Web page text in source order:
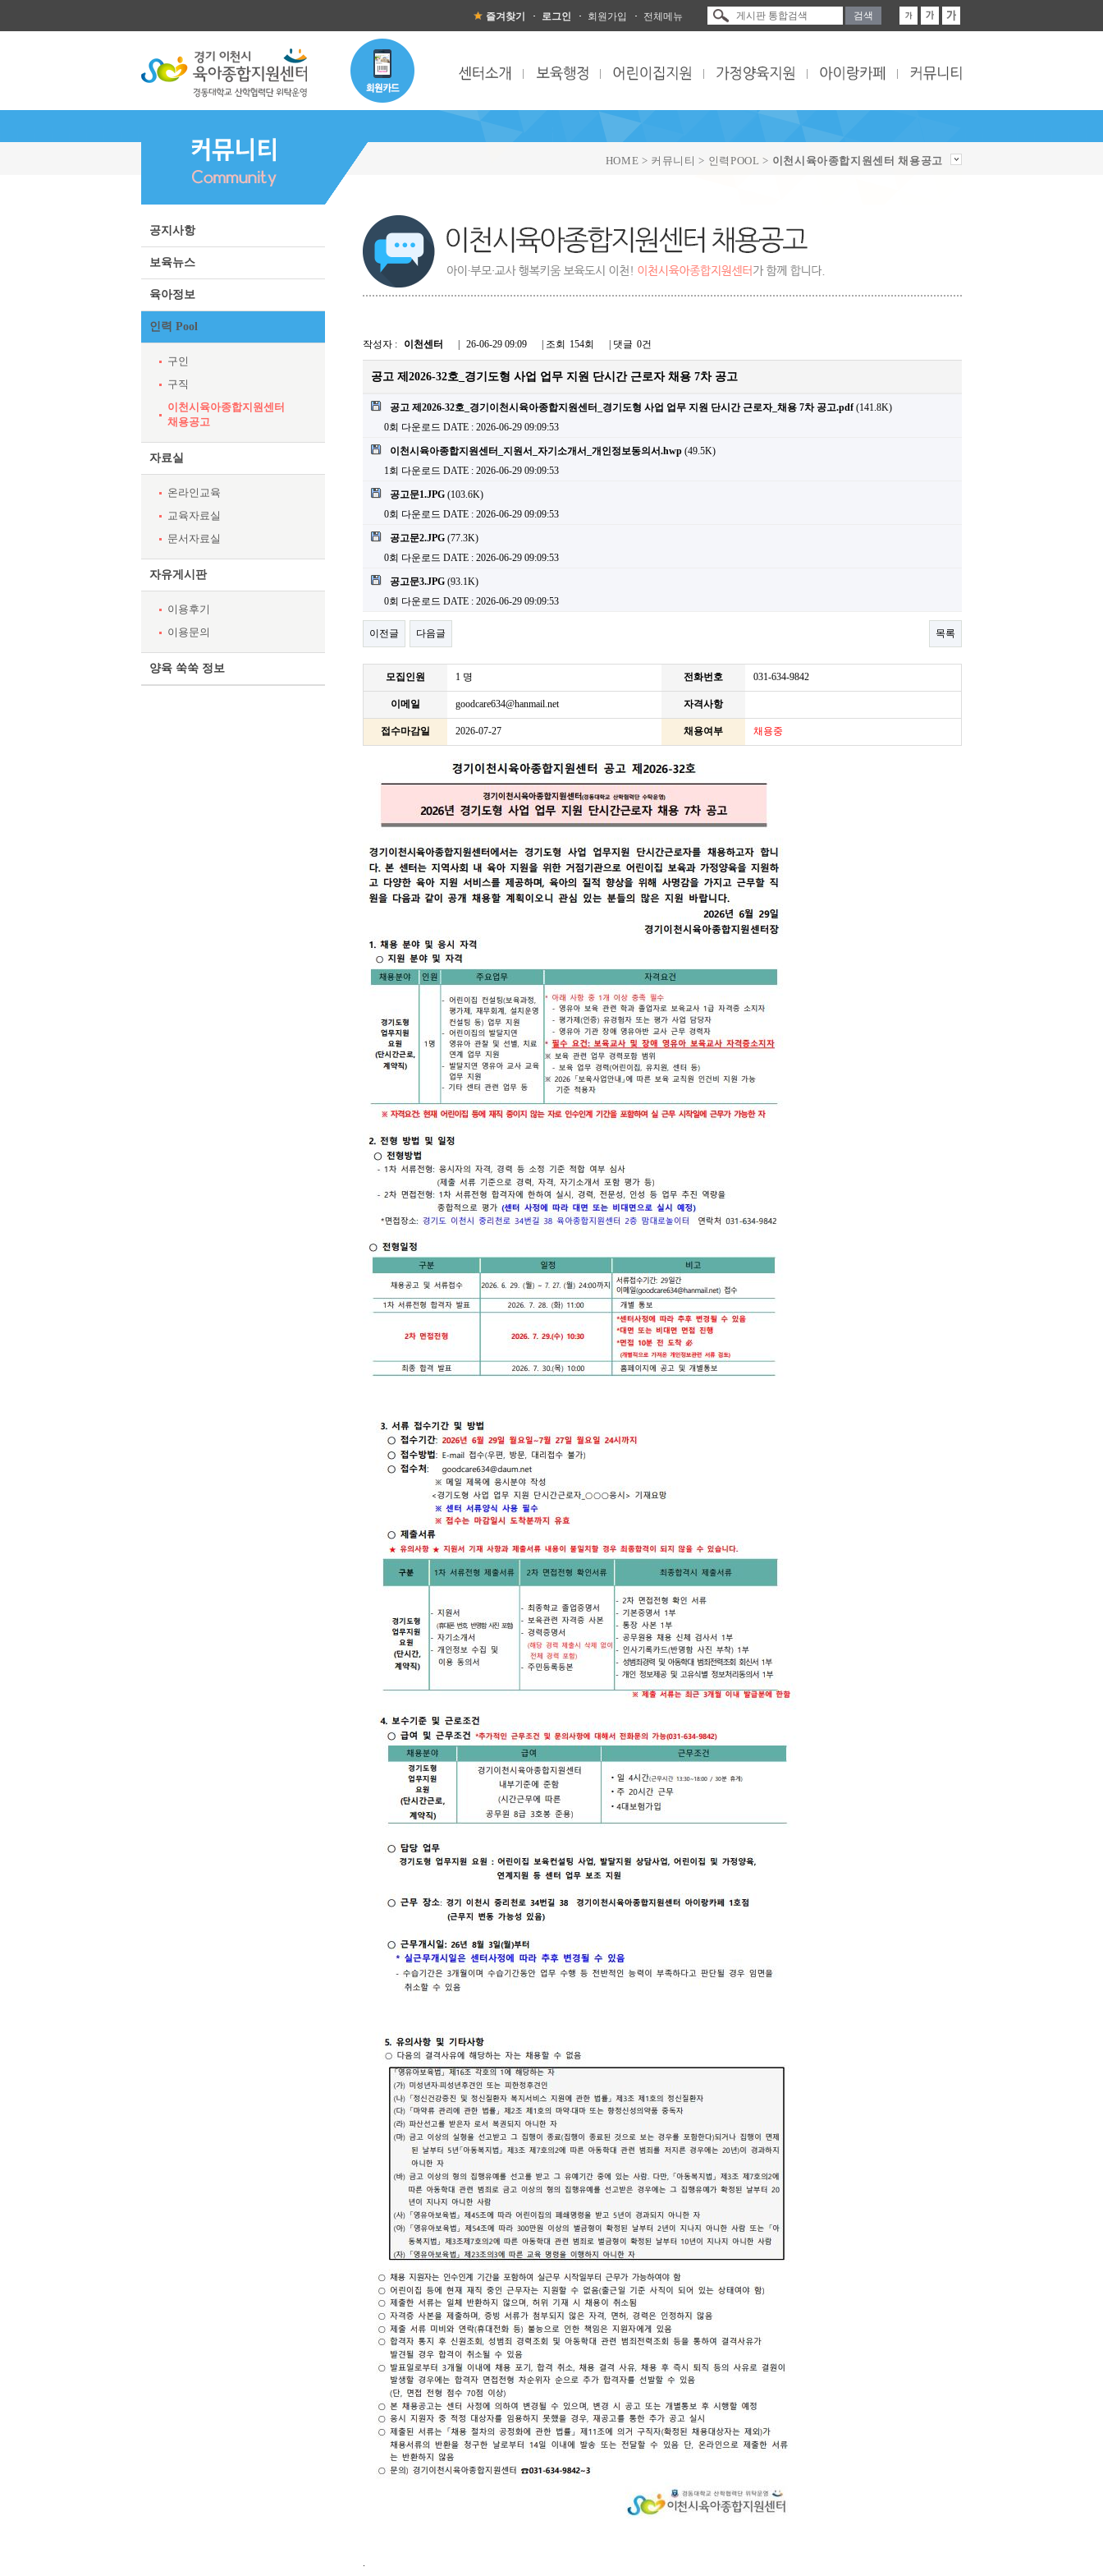
즐겨찾기 로그인 회원가입 전체메뉴
공지사항
보육뉴스
육아정보
인력 Pool
구인
구직
이천시육아종합지원센터
채용공고
자료실
온라인교육
교육자료실
문서자료실
자유게시판
이용후기
이용문의
양육 쑥쑥 정보
HOME > 커뮤니티 > 인력POOL > 이천시육아종합지원센터 채용공고
작성자 : 이천센터 26-06-29 09:09 | 조회 154회 | 댓글 0건
공고 제2026-32호_경기도형 사업 업무 지원 단시간 근로자 채용 7차 공고
공고 제2026-32호_경기이천시육아종합지원센터_경기도형 사업 업무 지원 단시간 근로자_채용 7차 공고.pdf(141.8K)
0회 다운로드 DATE : 2026-06-29 09:09:53
이천시육아종합지원센터_지원서_자기소개서_개인정보동의서.hwp (49.5K)
1회 다운로드 DATE : 2026-06-29 09:09:53
공고문1.JPG (103.6K)
0회 다운로드 DATE : 2026-06-29 09:09:53
공고문2.JPG (77.3K)
0회 다운로드 DATE : 2026-06-29 09:09:53
공고문3.JPG (93.1K)
0회 다운로드 DATE : 2026-06-29 09:09:53
이전글 다음글 목록
모집인원 1 명 전화번호 031-634-9842
이메일 goodcare634@hanmail.net 자격사항
접수마감일 2026-07-27 채용여부 채용중
.